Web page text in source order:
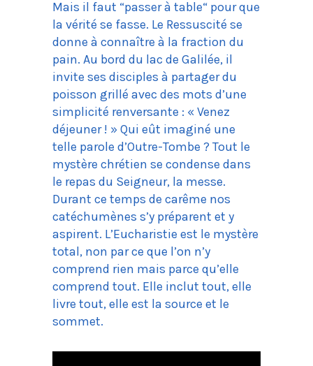
Mais il faut “passer à table“ pour que
la vérité se fasse. Le Ressuscité se
donne à connaître à la fraction du
pain. Au bord du lac de Galilée, il
invite ses disciples à partager du
poisson grillé avec des mots d’une
simplicité renversante : « Venez
déjeuner ! » Qui eût imaginé une
telle parole d’Outre-Tombe ? Tout le
mystère chrétien se condense dans
le repas du Seigneur, la messe.
Durant ce temps de carême nos
catéchumènes s’y préparent et y
aspirent. L’Eucharistie est le mystère
total, non par ce que l’on n’y
comprend rien mais parce qu’elle
comprend tout. Elle inclut tout, elle
livre tout, elle est la source et le
sommet.